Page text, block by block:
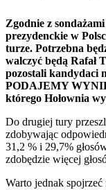
Zgodnie z
prezydenckie w
turze. Potrzebna
walczyć będą Rafał
pozostali kandydaci
PODAJEMY
którego Hołownia
Do drugiej tury
zdobywając
31,2 % i 29,7%
zdobędzie więcej
Warto jednak